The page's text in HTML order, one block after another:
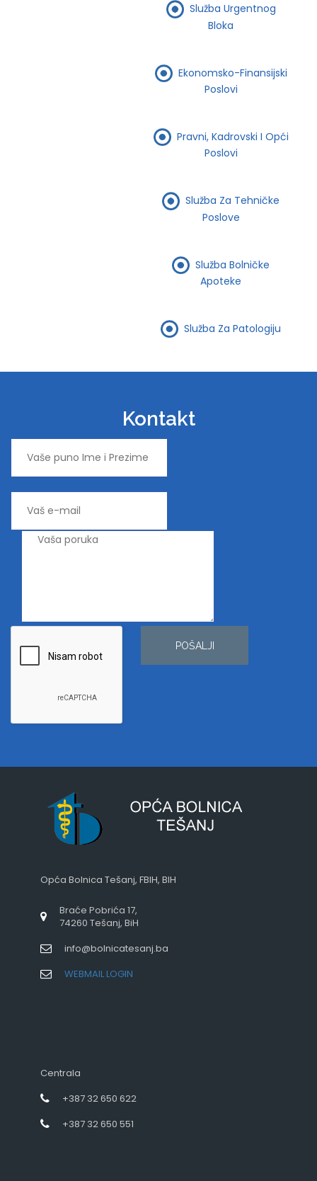
Služba Urgentnog
Bloka
Ekonomsko-Finansijski
Poslovi
Pravni, Kadrovski I Opći
Poslovi
Služba Za Tehničke
Poslove
Služba Bolničke
Apoteke
Služba Za Patologiju
Kontakt
POŠALJI
Opća Bolnica Tešanj, FBIH, BIH
Braće Pobrića 17,
74260 Tešanj, BiH
info@bolnicatesanj.ba
WEBMAIL LOGIN
Centrala
+387 32 650 622
+387 32 650 551